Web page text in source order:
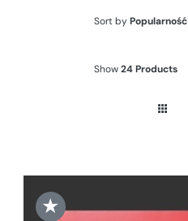
Sort byPopularność
Show24 Products
★